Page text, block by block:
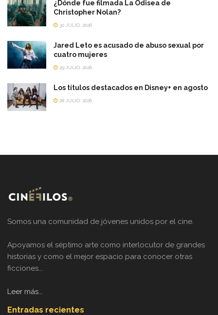
¿Dónde fue filmada La Odisea de
Christopher Nolan?
30 JULIO, 2026
Jared Leto es acusado de abuso sexual por
cuatro mujeres
29 JULIO, 2026
Los títulos destacados en Disney+ en agosto
28 JULIO, 2026
Somos una comunidad de jóvenes unidos por el cine.
Apoyamos el séptimo arte como interlocutor de grandes
historias y como el mejor espacio para conocer otras
ficciones...
Leer más...
Entradas recientes